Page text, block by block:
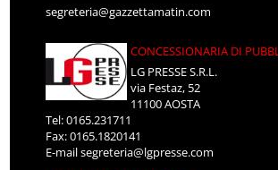
segreteria@gazzettamatin.com
CONCESSIONARIA DI
LG PRESSE S.R.L.
via Festaz, 52
11100 AOSTA
Tel: 0165.231711
Fax: 0165.1820141
E-mailsegreteria@lgpresse.com